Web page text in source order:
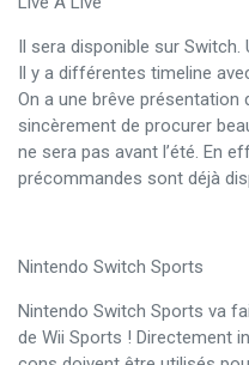
Il sera disponible sur Switch.
Il y a différentes timeline
On a une brêve
sincèrement de procurer
ne sera pas avant l’été. En
précommandes sont déjà
Nintendo Switch Sports
Nintendo Switch Sports va
de Wii Sports ! Directement